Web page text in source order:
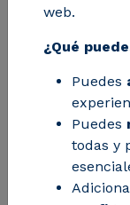
energético
desarrollo
grandes
financiero
web.
¿Qué
Puedes
Puedes
todas y